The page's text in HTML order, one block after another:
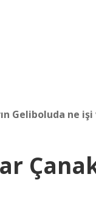
Geliboluda ne işi